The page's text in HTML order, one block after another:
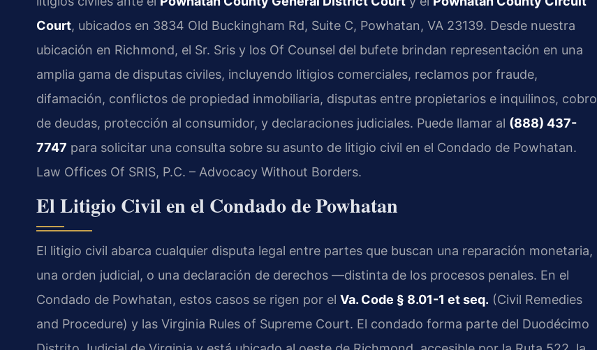
Court, ubicados en 3834 Old Buckingham Rd, Suite C, Powhatan, VA 23139. Desde nuestra
ubicación en Richmond, el Sr. Sris y los Of Counsel del bufete brindan representación en una
amplia gama de disputas civiles, incluyendo litigios comerciales, reclamos por fraude,
difamación, conflictos de propiedad inmobiliaria, disputas entre propietarios e inquilinos, cobro
de deudas, protección al consumidor, y declaraciones judiciales. Puede llamar al (888) 437-
7747 para solicitar una consulta sobre su asunto de litigio civil en el Condado de Powhatan.
Law Offices Of SRIS, P.C. – Advocacy Without Borders.
El Litigio Civil en el Condado de Powhatan
El litigio civil abarca cualquier disputa legal entre partes que buscan una reparación monetaria,
una orden judicial, o una declaración de derechos —distinta de los procesos penales. En el
Condado de Powhatan, estos casos se rigen por el Va. Code § 8.01-1 et seq. (Civil Remedies
and Procedure) y las Virginia Rules of Supreme Court. El condado forma parte del Duodécimo